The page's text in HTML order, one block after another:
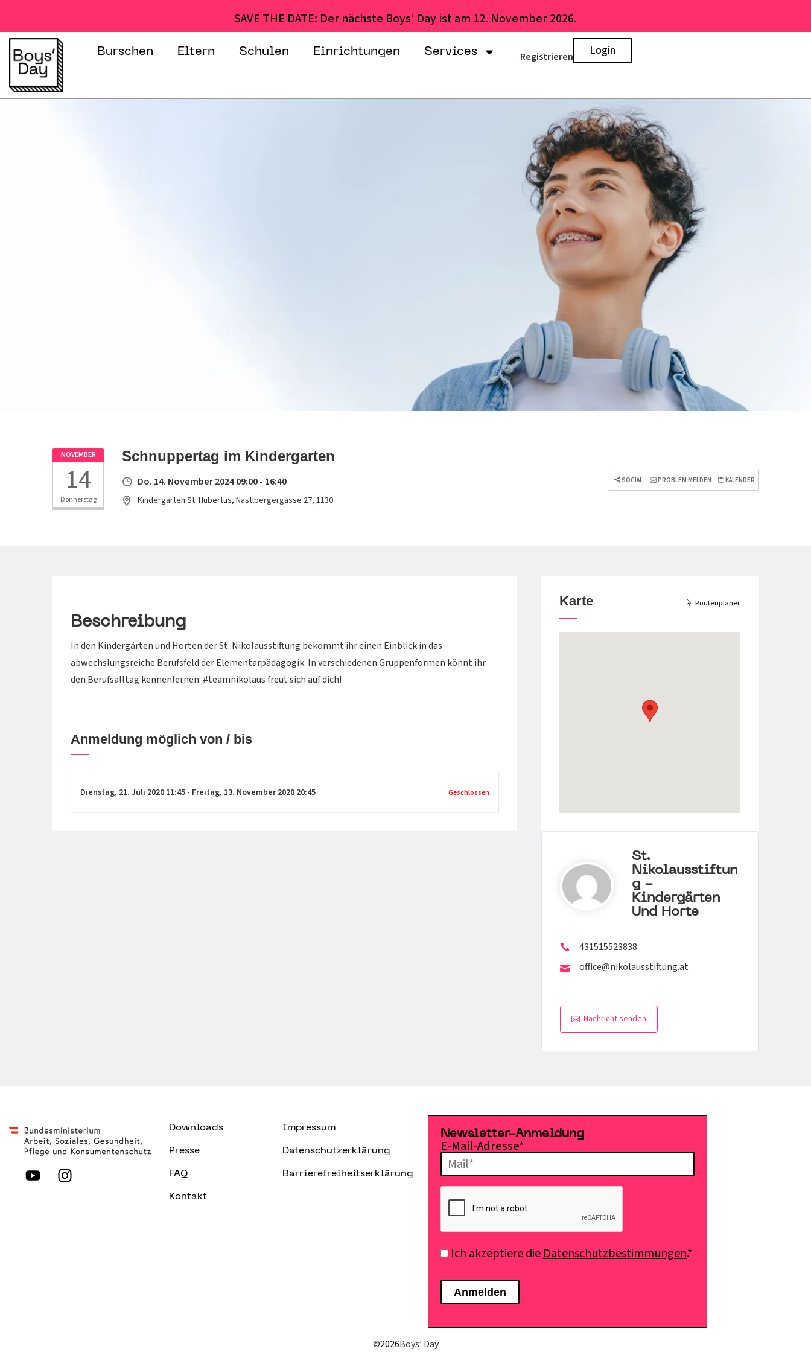
SAVE THE DATE: Der nächste Boys’ Day ist am 12. November 2026.
Burschen Eltern Schulen Einrichtungen Services | Registrieren Login
NOVEMBER
14
Donnerstag
Schnuppertag im Kindergarten
Do. 14. November 2024 09:00 - 16:40
Kindergarten St. Hubertus, Nästlbergergasse 27, 1130
SOCIAL PROBLEM MELDEN KALENDER
Beschreibung
In den Kindergärten und Horten der St. Nikolausstiftung bekommt ihr einen Einblick in das
abwechslungsreiche Berufsfeld der Elementarpädagogik. In verschiedenen Gruppenformen könnt ihr
den Berufsalltag kennenlernen. #teamnikolaus freut sich auf dich!
Anmeldung möglich von / bis
Dienstag, 21. Juli 2020 11:45 - Freitag, 13. November 2020 20:45 Geschlossen
Karte Routenplaner
St.
Nikolausstiftun
G -
Kindergärten
Und Horte
431515523838
office@nikolausstiftung.at
Nachricht senden
Downloads
Presse
FAQ
Kontakt
Impressum
Datenschutzerklärung
Barrierefreiheitserklärung
Newsletter-Anmeldung
E-Mail-Adresse*
Ich akzeptiere dieDatenschutzbestimmungen.*
©2026Boys’ Day